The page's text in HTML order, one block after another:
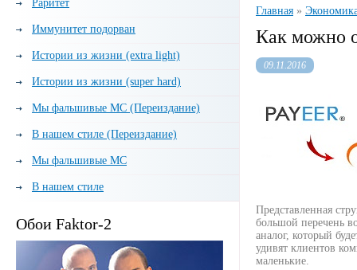
Раритет
Иммунитет подорван
Истории из жизни (extra light)
Истории из жизни (super hard)
Мы фальшивые МС (Переиздание)
В нашем стиле (Переиздание)
Мы фальшивые МС
В нашем стиле
Обои Faktor-2
Главная »
Как можно
09.11.2016
Представленная
большой перечень
аналог, который
удивят клиентов
маленькие.